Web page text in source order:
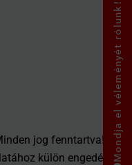
Mondja el véleményét rólunk!
jog fenntartva! •
külön engedély